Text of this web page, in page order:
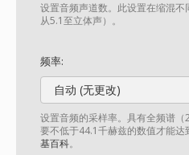
设置音频声道数。此设置在缩混不
从5.1至立体声）。
频率:
自动 (无更改)
设置音频的采样率。具有全频谱
要不低于44.1千赫兹的数值才能
基百科。